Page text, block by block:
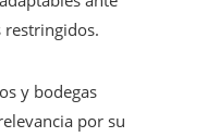
restringidos.
y bodegas
por su